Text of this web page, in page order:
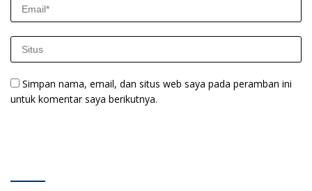
Simpan nama, email, dan situs web saya pada peramban ini
untuk komentar saya berikutnya.